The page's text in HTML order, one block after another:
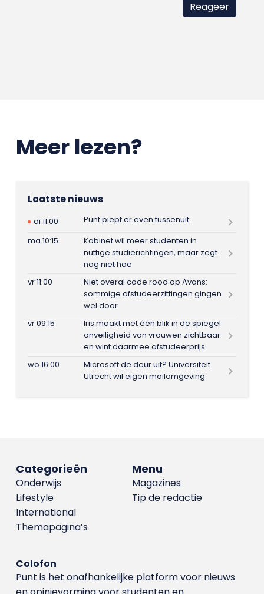
Meer lezen?
Laatste nieuws
di 11:00
Punt piept er even tussenuit
ma 10:15
Kabinet wil meer studenten in
nuttige studierichtingen, maar zegt
nog niet hoe
vr 11:00
Niet overal code rood op Avans:
sommige afstudeerzittingen gingen
wel door
vr 09:15
Iris maakt met één blik in de spiegel
onveiligheid van vrouwen zichtbaar
en wint daarmee afstudeerprijs
wo 16:00
Microsoft de deur uit? Universiteit
Utrecht wil eigen mailomgeving
Menu
Magazines
Tip de redactie
Categorieën
Onderwijs
Lifestyle
International
Themapagina’s
Colofon
Punt is het onafhankelijke platform voor nieuws